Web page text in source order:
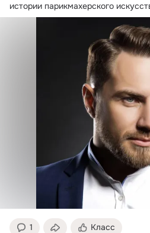
истории парикмахерского
1 Класс